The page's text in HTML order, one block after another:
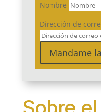
Nombre
Dirección de
Mandame